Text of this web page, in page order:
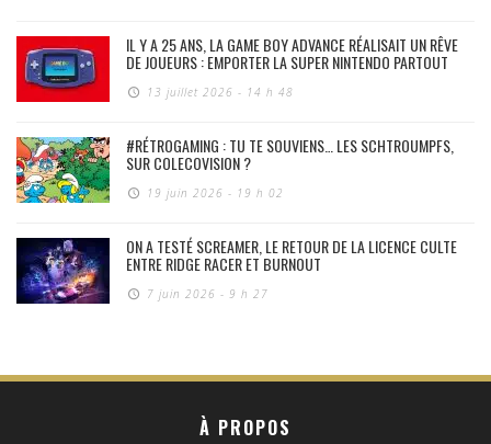
IL Y A 25 ANS, LA GAME BOY ADVANCE RÉALISAIT UN RÊVE
DE JOUEURS : EMPORTER LA SUPER NINTENDO PARTOUT
13 juillet 2026 - 14 h 48
#RÉTROGAMING : TU TE SOUVIENS… LES SCHTROUMPFS,
SUR COLECOVISION ?
19 juin 2026 - 19 h 02
ON A TESTÉ SCREAMER, LE RETOUR DE LA LICENCE CULTE
ENTRE RIDGE RACER ET BURNOUT
7 juin 2026 - 9 h 27
À PROPOS